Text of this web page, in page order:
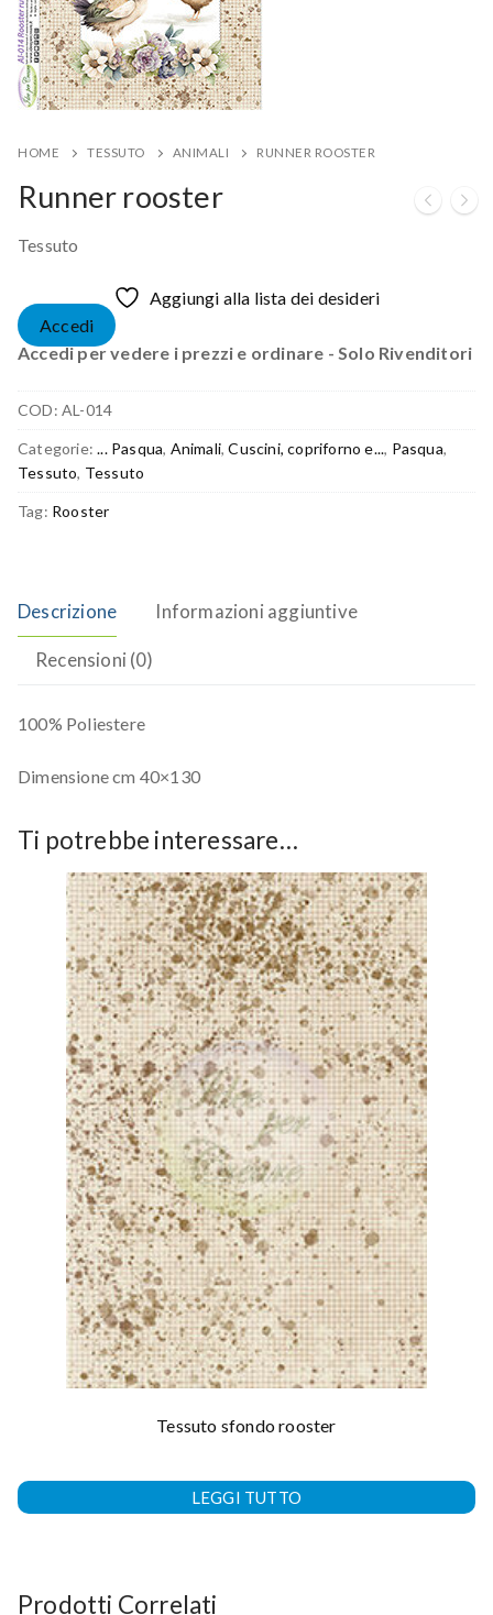
HOME TESSUTO ANIMALI RUNNER ROOSTER
Runner rooster
Tessuto
Aggiungi alla lista dei desideri
Accedi
Accedi per vedere i prezzi e ordinare - Solo Rivenditori
COD: AL-014
Categorie:... Pasqua, Animali,Cuscini, copriforno e..., Pasqua,
Tessuto, Tessuto
Tag: Rooster
Descrizione Informazioni aggiuntive
Recensioni (0)
100% Poliestere
Dimensione cm 40×130
Ti potrebbe interessare…
Tessuto sfondo rooster
LEGGI TUTTO
Prodotti Correlati